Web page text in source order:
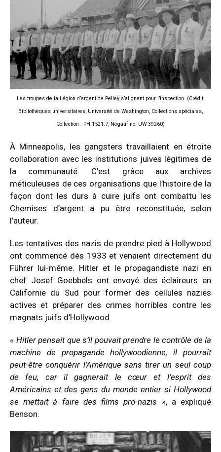
Les troupes de la Légion d’argent de Pelley s’alignent pour l’inspection. (Crédit:
Bibliothèques universitaires, Université de Washington, Collections spéciales,
Collection : PH 1521.7, Négatif no. UW 39260)
À Minneapolis, les gangsters travaillaient en étroite
collaboration avec les institutions juives légitimes de
la communauté. C’est grâce aux archives
méticuleuses de ces organisations que l’histoire de la
façon dont les durs à cuire juifs ont combattu les
Chemises d’argent a pu être reconstituée, selon
l’auteur.
Les tentatives des nazis de prendre pied à Hollywood
ont commencé dès 1933 et venaient directement du
Führer lui-même. Hitler et le propagandiste nazi en
chef Josef Goebbels ont envoyé des éclaireurs en
Californie du Sud pour former des cellules nazies
actives et préparer des crimes horribles contre les
magnats juifs d’Hollywood.
« Hitler pensait que s’il pouvait prendre le contrôle de la
machine de propagande hollywoodienne, il pourrait
peut-être conquérir l’Amérique sans tirer un seul coup
de feu, car il gagnerait le cœur et l’esprit des
Américains et des gens du monde entier si Hollywood
se mettait à faire des films pro-nazis », a expliqué
Benson.